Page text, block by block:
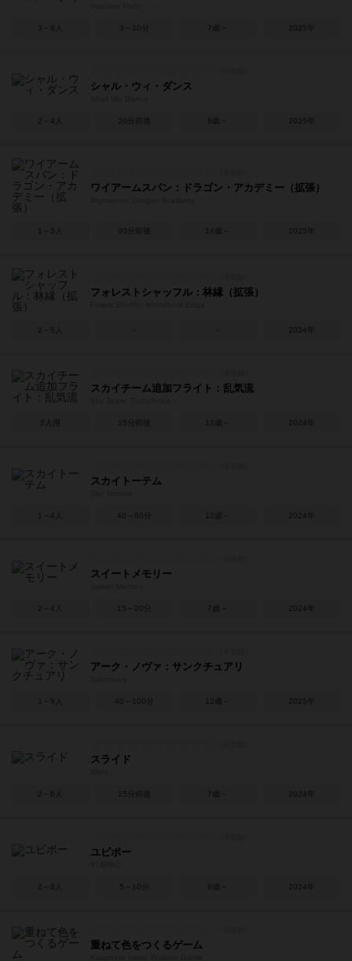
3～8人 3～10分 7歳～ 2025年
シャル・ウィ・ダンス
2～4人 20分前後 8歳～ 2025年
ワイアームスパン：ドラゴン・アカデミー（拡張）
1～5人 90分前後 14歳～ 2025年
フォレストシャッフル：林縁（拡張）
2～5人 2024年
スカイチーム追加フライト：乱気流
2人用 15分前後 12歳～ 2024年
スカイトーテム
1～4人 40～80分 12歳～ 2024年
スイートメモリー
2～4人 15～20分 7歳～ 2024年
アーク・ノヴァ：サンクチュアリ
1～5人 40～100分 12歳～ 2025年
スライド
2～6人 15分前後 7歳～ 2024年
ユビボー
2～8人 5～10分 6歳～ 2024年
重ねて色をつくるゲーム